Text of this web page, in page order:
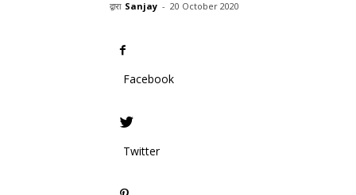
द्वारा Sanjay - 20 October 2020
Facebook
Twitter